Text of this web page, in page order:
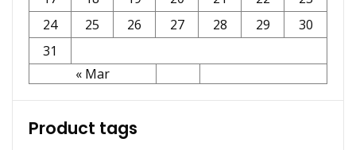
24
25 26 27 28 29
30
31
« Mar
Product tags